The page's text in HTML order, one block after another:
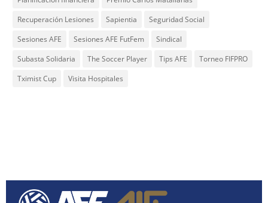
Recuperación Lesiones
Sapientia
Seguridad Social
Sesiones AFE
Sesiones AFE FutFem
Sindical
Subasta Solidaria
The Soccer Player Tips AFE
Torneo FIFPRO
Tximist Cup
Visita Hospitales